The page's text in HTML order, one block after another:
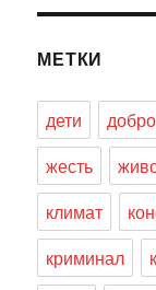
МЕТКИ
дети
жесть
климат
криминал